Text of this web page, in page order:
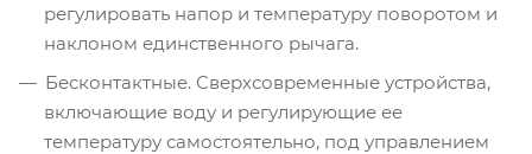
регулировать напор и температуру поворотом и
наклоном единственного рычага.
Бесконтактные. Сверхсовременные устройства,
включающие воду и регулирующие ее
температуру самостоятельно, под управлением